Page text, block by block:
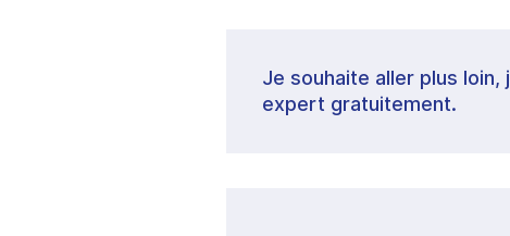
Je souhaite aller plus
expert gratuitement.